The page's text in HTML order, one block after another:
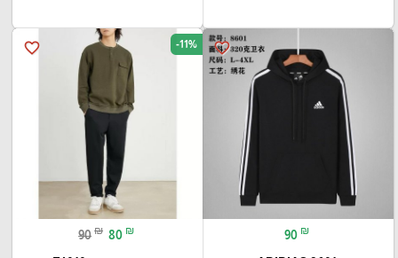
favorite_border
90 ₪
favorite_border -11%
90 ₪ 80 ₪